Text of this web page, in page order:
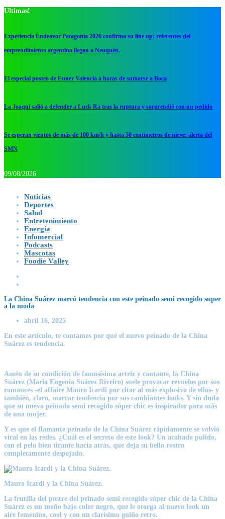
Ultimas!
Experiencia Endeavor Patagonia 2026 confirma su line up: referentes del
emprendimiento argentino llegan a Neuquén.
El especial posteo de Enner Valencia a horas de sumarse a Boca
La Joaqui salió a defender a Luck Ra tras la ruptura y sorprendió con un pedido
Se esperan vientos de más de 100 km/h y hasta 50 centímetros de nieve: alerta del
SMN
09/08/2026
Noticias
Deportes
Salud
Entretenimiento
Energía
Infomercial
Podcasts
Mascotas
Foodie Valley
La China Suárez marcó tendencia con este peinado semi recogido super
a la moda
abril 16, 2025
En este artículo, te contamos por qué el nuevo peinado de la China
Suárez es tendencia.
Amén de su condición de famosísima actriz y cantante, la China
Suárez (María Eugenia Suárez Riveiro) suele provocar revuelos por sus
romances -el affaire Mauro Icardi por citar al más explosivo de ellos- y
también, claro, marcar tendencia por sus cambiantes looks. Y sin duda
que su nuevo peinado semi recogido súper chic es inspirador para más
de una mujer.
Y es que el flamante peinado de la China Suárez rápidamente se volvió
viral en las redes. ¿Cuál es el secreto de este look? Un acabado pulido,
con el pelo bien tirante hacia atrás, que deja su bello rostro
completamente despejado.
Mauro Icardi y la China Suárez.
La frutilla del postre del peinado semi recogido súper chic de la China
Suárez es un moño bajo color negro, que le otorga al nuevo look un
aire femenino, cool y con un clarísimo guiño retro.